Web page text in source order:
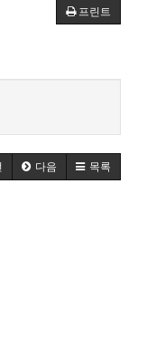
프린트
다음 목록